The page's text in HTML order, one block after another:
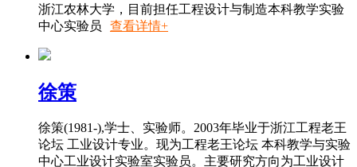
浙江农林大学，目前担任工程设计与制造本科教学实验
中心实验员
查看详情+
徐策
徐策(1981-),学士、实验师。2003年毕业于浙江工程老王
论坛 工业设计专业。现为工程老王论坛 本科教学与实验
中心工业设计实验室实验员。主要研究方向为工业设计